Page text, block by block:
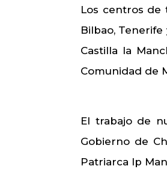
Los centros de
Bilbao, Tenerife
Castilla la
Comunidad de
El trabajo de
Gobierno de
Patriarca Ip